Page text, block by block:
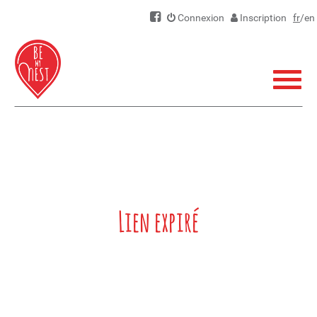
Connexion Inscription fr/en
Menu
Lien expiré